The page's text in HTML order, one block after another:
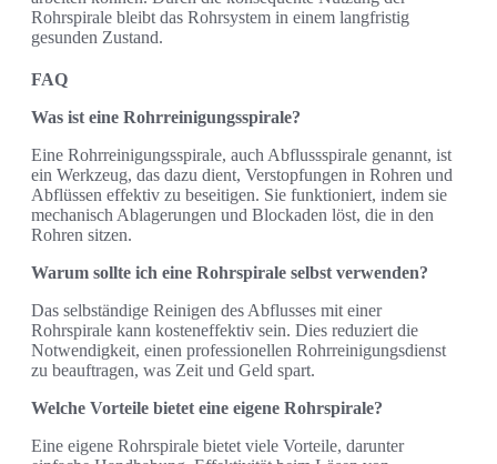
Rohrspirale bleibt das Rohrsystem in einem langfristig
gesunden Zustand.
FAQ
Was ist eine Rohrreinigungsspirale?
Eine Rohrreinigungsspirale, auch Abflussspirale genannt, ist
ein Werkzeug, das dazu dient, Verstopfungen in Rohren und
Abflüssen effektiv zu beseitigen. Sie funktioniert, indem sie
mechanisch Ablagerungen und Blockaden löst, die in den
Rohren sitzen.
Warum sollte ich eine Rohrspirale selbst verwenden?
Das selbständige Reinigen des Abflusses mit einer
Rohrspirale kann kosteneffektiv sein. Dies reduziert die
Notwendigkeit, einen professionellen Rohrreinigungsdienst
zu beauftragen, was Zeit und Geld spart.
Welche Vorteile bietet eine eigene Rohrspirale?
Eine eigene Rohrspirale bietet viele Vorteile, darunter